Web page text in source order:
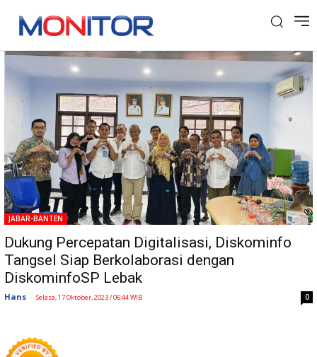
Tag: DiskominfoSP Lebak
JABAR-BANTEN
Dukung Percepatan Digitalisasi, Diskominfo
Tangsel Siap Berkolaborasi dengan
DiskominfoSP Lebak
Hans - Selasa, 17 Oktober, 2023 / 06:44 WIB 0